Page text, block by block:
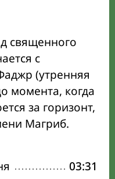
священного
с
(утренняя
момента, когда
за горизонт,
Магриб.
03:31